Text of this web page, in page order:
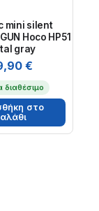
mini silent
Hoco HP51
gray
€
διαθέσιμο
στο